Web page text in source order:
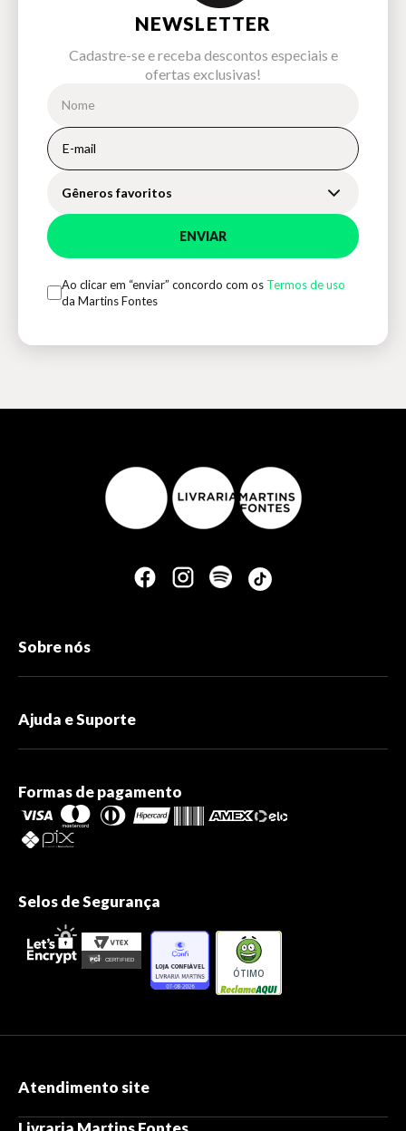
NEWSLETTER
Cadastre-se e receba descontos especiais e
ofertas exclusivas!
Gêneros favoritos
ENVIAR
Ao clicar em “enviar” concordo com os Termos de uso
da Martins Fontes
Sobre nós
Ajuda e Suporte
Formas de pagamento
Selos de Segurança
ÓTIMO
Atendimento site